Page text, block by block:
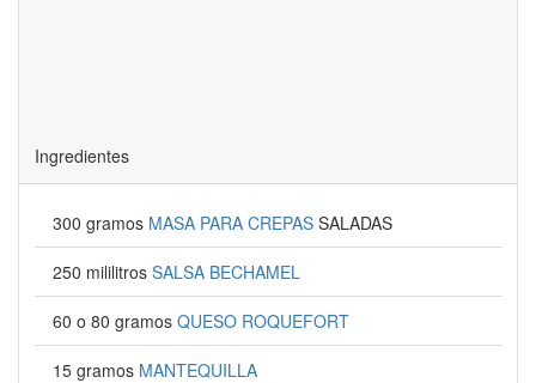
Ingredientes
300 gramos MASA PARA CREPAS SALADAS
250 mililitros SALSA BECHAMEL
60 o 80 gramos QUESO ROQUEFORT
15 gramos MANTEQUILLA